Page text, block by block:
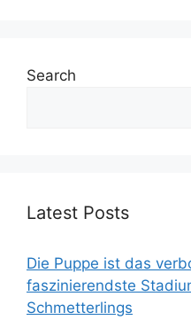
Search
Latest Posts
Die Puppe ist das
faszinierendste
Schmetterlings